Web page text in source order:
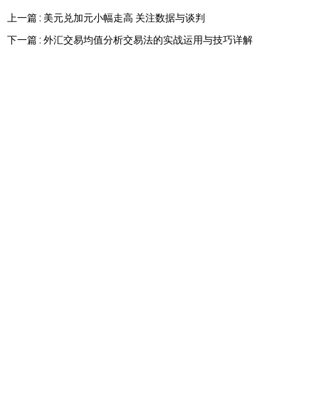
上一篇 : 美元兑加元小幅走高 关注数据与谈判
下一篇 : 外汇交易均值分析交易法的实战运用与技巧详解